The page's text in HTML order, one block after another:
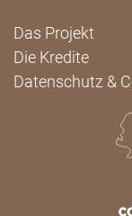
Das Projekt
Die Kredite
Datenschutz &